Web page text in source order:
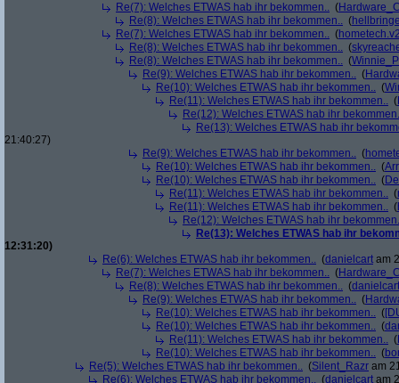
Re(7): Welches ETWAS hab ihr bekommen.. (
Re(8): Welches ETWAS hab ihr bekommen.. (
Re(7): Welches ETWAS hab ihr bekommen.. (
Re(8): Welches ETWAS hab ihr bekommen.. (
Re(8): Welches ETWAS hab ihr bekommen.. (
Re(9): Welches ETWAS hab ihr bekommen.. (
Re(10): Welches ETWAS hab ihr bekommen.. (
Re(11): Welches ETWAS hab ihr bekommen.. (
Re(12): Welches ETWAS hab ihr
Re(13): Welches ETWAS hab ihr
21:40:27)
Re(9): Welches ETWAS hab ihr bekommen.. (
Re(10): Welches ETWAS hab ihr bekommen.. (
Re(10): Welches ETWAS hab ihr bekommen.. (
Re(11): Welches ETWAS hab ihr bekommen.. (
Re(11): Welches ETWAS hab ihr bekommen.. (
Re(12): Welches ETWAS hab ihr
Re(13): Welches ETWAS hab ihr
12:31:20)
Re(6): Welches ETWAS hab ihr bekommen.. (danielcart am
Re(7): Welches ETWAS hab ihr bekommen.. (
Re(8): Welches ETWAS hab ihr bekommen.. (danielcart
Re(9): Welches ETWAS hab ihr bekommen.. (
Re(10): Welches ETWAS hab ihr bekommen.. (
Re(10): Welches ETWAS hab ihr bekommen.. (
Re(11): Welches ETWAS hab ihr bekommen.. (
Re(10): Welches ETWAS hab ihr bekommen.. (
Re(5): Welches ETWAS hab ihr bekommen.. (Silent_Razr am
Re(6): Welches ETWAS hab ihr bekommen.. (danielcart am